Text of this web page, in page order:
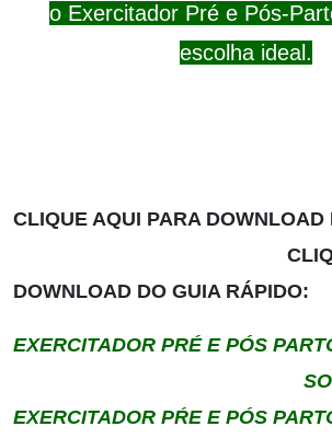
o Exercitador Pré e Pós-
escolha ideal.
CLIQUE AQUI PARA
CLIQUE
DOWNLOAD DO GUIA RÁPIDO:
EXERCITADOR PRÉ E PÓS
SONDA
EXERCITADOR PŔE E PÓS